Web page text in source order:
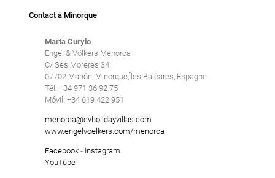
Contact à Minorque
Marta Curylo
Engel & Völkers Menorca
C/ Ses Moreres 34
07702 Mahón, Minorque,Îles Baléares, Espagne
Tél: +34 971 36 92 75
Móvil: +34 619 422 951
menorca@evholidayvillas.com
www.engelvoelkers.com/menorca
Facebook- Instagram
YouTube